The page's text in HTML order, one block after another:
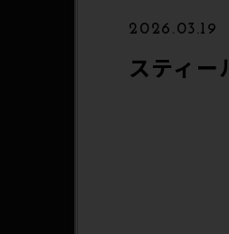
2026.03.19
スティー